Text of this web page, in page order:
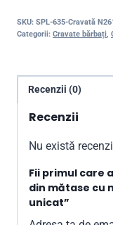
SKU: SPL-635-Cravată
Categorii: Cravate bărbați,
Recenzii (0)
Recenzii
Nu există
Fii primul care
din mătase cu
unicat”